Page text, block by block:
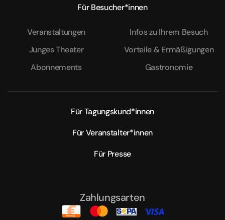
Für Besucher*innen
Veranstaltungen
Junges Theater
Abonnements
Infos zu Ihrem Besuch
Vorteile & Ermäßigungen
Gastronomie
Für Tagungskund*innen
Für Veranstalter*innen
Für Presse
Zahlungsarten